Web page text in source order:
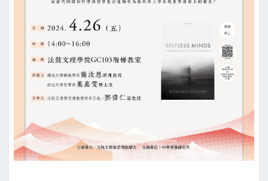
旭
儒
虛
對
論